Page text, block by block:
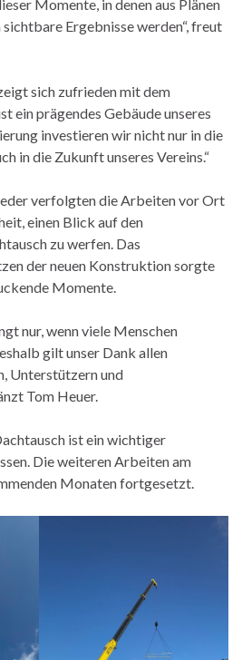
Momente, in denen aus Plänen
Ergebnisse werden“, freut
sich zufrieden mit dem
ein prägendes Gebäude unseres
investieren wir nicht nur in die
in die Zukunft unseres Vereins.“
verfolgten die Arbeiten vor Ort
einen Blick auf den
zu werfen. Das
der neuen Konstruktion sorgte
Momente.
nur, wenn viele Menschen
gilt unser Dank allen
Unterstützern und
Tom Heuer.
ist ein wichtiger
Die weiteren Arbeiten am
Monaten fortgesetzt.